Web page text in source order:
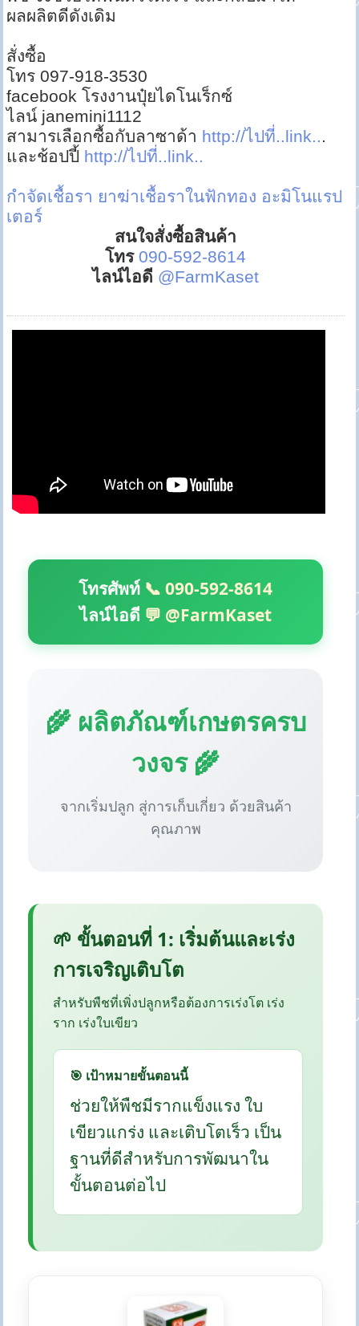
ผลผลิตดีดังเดิม
สั่งซื้อ
โทร 097-918-3530
facebook โรงงานปุ๋ยไดโนเร็กซ์
ไลน์ janemini1112
สามารเลือกซื้อกับลาซาด้า http://ไปที่..link...
และช้อปปี้ http://ไปที่..link..
กำจัดเชื้อรา ยาฆ่าเชื้อราในฟักทอง อะมิโนแรป
เตอร์
สนใจสั่งซื้อสินค้า
โทร 090-592-8614
ไลน์ไอดี @FarmKaset
โทรศัพท์ 📞 090-592-8614
ไลน์ไอดี 💬 @FarmKaset
🌾 ผลิตภัณฑ์เกษตรครบ
วงจร 🌾
จากเริ่มปลูก สู่การเก็บเกี่ยว ด้วยสินค้า
คุณภาพ
🌱 ขั้นตอนที่ 1: เริ่มต้นและเร่ง
การเจริญเติบโต
สำหรับพืชที่เพิ่งปลูกหรือต้องการเร่งโต เร่ง
ราก เร่งใบเขียว
🎯 เป้าหมายขั้นตอนนี้
ช่วยให้พืชมีรากแข็งแรง ใบ
เขียวแกร่ง และเติบโตเร็ว เป็น
ฐานที่ดีสำหรับการพัฒนาใน
ขั้นตอนต่อไป